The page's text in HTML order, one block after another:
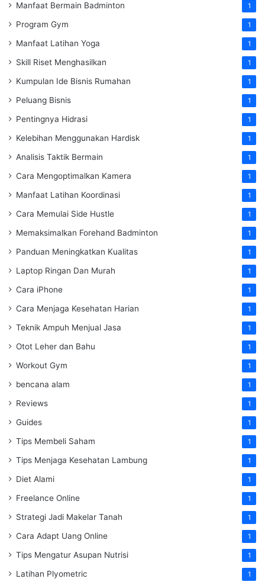
Manfaat Bermain Badminton 1
Program Gym 1
Manfaat Latihan Yoga 1
Skill Riset Menghasilkan 1
Kumpulan Ide Bisnis Rumahan 1
Peluang Bisnis 1
Pentingnya Hidrasi 1
Kelebihan Menggunakan Hardisk 1
Analisis Taktik Bermain 1
Cara Mengoptimalkan Kamera 1
Manfaat Latihan Koordinasi 1
Cara Memulai Side Hustle 1
Memaksimalkan Forehand Badminton 1
Panduan Meningkatkan Kualitas 1
Laptop Ringan Dan Murah 1
Cara iPhone 1
Cara Menjaga Kesehatan Harian 1
Teknik Ampuh Menjual Jasa 1
Otot Leher dan Bahu 1
Workout Gym 1
bencana alam 1
Reviews 1
Guides 1
Tips Membeli Saham 1
Tips Menjaga Kesehatan Lambung 1
Diet Alami 1
Freelance Online 1
Strategi Jadi Makelar Tanah 1
Cara Adapt Uang Online 1
Tips Mengatur Asupan Nutrisi 1
Latihan Plyometric 1